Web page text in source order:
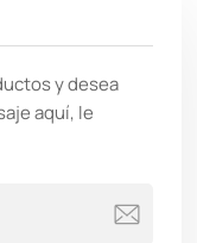
y desea
aquí, le